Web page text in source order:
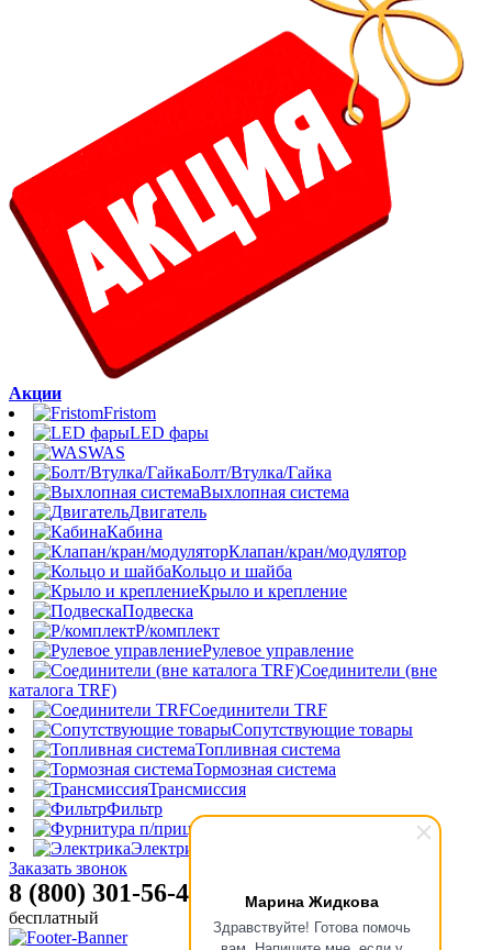
Марина Жидкова
Здравствуйте! Готова помочь
Акции
Fristom
LED фары
WAS
Болт/Втулка/Гайка
Выхлопная система
Двигатель
Кабина
Клапан/кран/модулятор
Кольцо и шайба
Крыло и крепление
Подвеска
Р/комплект
Рулевое управление
Соединители (вне
каталога TRF)
Соединители TRF
Сопутствующие товары
Топливная система
Тормозная система
Трансмиссия
Фильтр
Электрика
Заказать звонок
8 (800) 301-56-47
бесплатный